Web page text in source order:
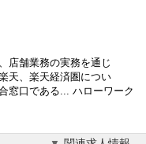
店舗業務の実務を通じ
天、楽天経済圏につい
窓口である... ハローワーク